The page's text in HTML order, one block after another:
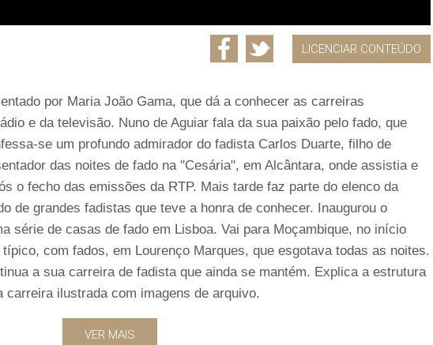
LICENCIAR CONTEÚDO
por Maria João Gama, que dá a conhecer as carreiras
e da televisão. Nuno de Aguiar fala da sua paixão pelo fado, que
se um profundo admirador do fadista Carlos Duarte, filho de
das noites de fado na "Cesária", em Alcântara, onde assistia e
o fecho das emissões da RTP. Mais tarde faz parte do elenco da
de grandes fadistas que teve a honra de conhecer. Inaugurou o
série de casas de fado em Lisboa. Vai para Moçambique, no início
com fados, em Lourenço Marques, que esgotava todas as noites.
a sua carreira de fadista que ainda se mantém. Explica a estrutura
ilustrada com imagens de arquivo.
VER MAIS